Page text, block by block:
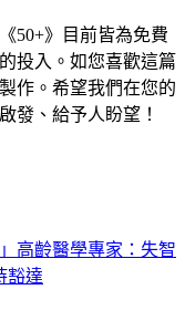
50+》目前皆為免費
投入。如您喜歡這篇
作。希望我們在您的
發、給予人盼望！
高齡醫學專家：失智
豁達